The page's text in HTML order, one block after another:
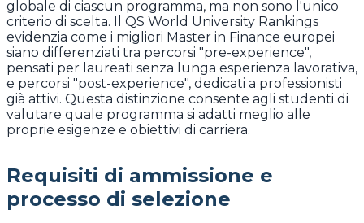
globale di ciascun programma, ma non sono l'unico
criterio di scelta. Il QS World University Rankings
evidenzia come i migliori Master in Finance europei
siano differenziati tra percorsi "pre-experience",
pensati per laureati senza lunga esperienza lavorativa,
e percorsi "post-experience", dedicati a professionisti
già attivi. Questa distinzione consente agli studenti di
valutare quale programma si adatti meglio alle
proprie esigenze e obiettivi di carriera.
Requisiti di ammissione e
processo di selezione